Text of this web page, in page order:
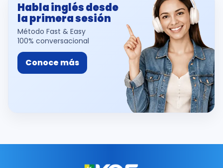
Habla inglés desde
la primera sesión
Método Fast & Easy
100% conversacional
Conoce más